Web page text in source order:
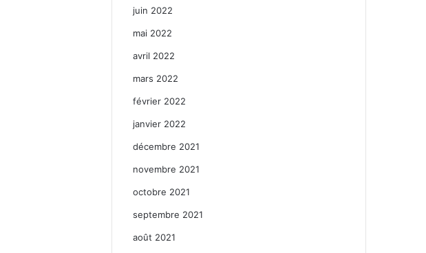
juin 2022
mai 2022
avril 2022
mars 2022
février 2022
janvier 2022
décembre 2021
novembre 2021
octobre 2021
septembre 2021
août 2021